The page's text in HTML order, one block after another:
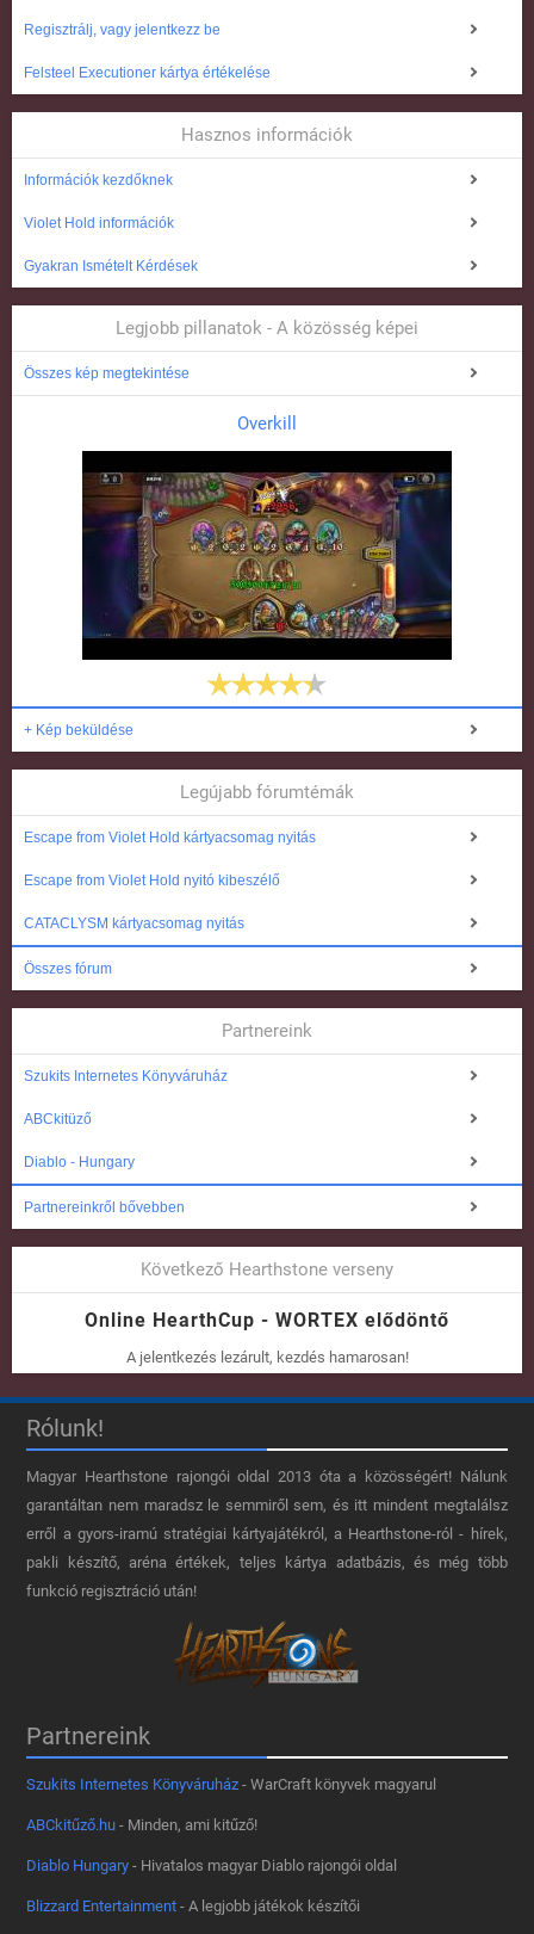
Regisztrálj, vagy jelentkezz be
Felsteel Executioner kártya értékelése
Hasznos információk
Információk kezdőknek
Violet Hold információk
Gyakran Ismételt Kérdések
Legjobb pillanatok - A közösség képei
Összes kép megtekintése
Overkill
+ Kép beküldése
Legújabb fórumtémák
Escape from Violet Hold kártyacsomag nyitás
Escape from Violet Hold nyitó kibeszélő
CATACLYSM kártyacsomag nyitás
Összes fórum
Partnereink
Szukits Internetes Könyváruház
ABCkitüző
Diablo - Hungary
Partnereinkről bővebben
Következő Hearthstone verseny
Online HearthCup - WORTEX elődöntő
A jelentkezés lezárult, kezdés hamarosan!
Rólunk!
Magyar Hearthstone​ rajongói oldal 2013 óta a közösségért! Nálunk
garantáltan nem maradsz le semmiről sem, és itt mindent megtalálsz
erről a gyors-iramú stratégiai kártyajátékról, a Hearthstone-ról - hírek,
pakli készítő, aréna értékek, teljes kártya adatbázis, és még több
funkció regisztráció után!
Partnereink
Szukits Internetes Könyváruház - WarCraft könyvek magyarul
ABCkitűző.hu - Minden, ami kitűző!
Diablo Hungary - Hivatalos magyar Diablo rajongói oldal
Blizzard Entertainment - A legjobb játékok készítői